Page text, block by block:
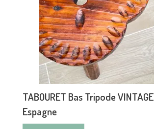
TABOURET Bas Tripode
Espagne